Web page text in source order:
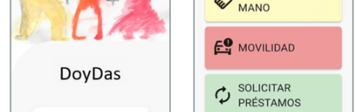
Inicio/Escuchar/Doy, das. La App creada por una asociación cultural de El
Royo (Soria) para intercambiar necesidades
DOY, DAS. LA APP CREADA POR